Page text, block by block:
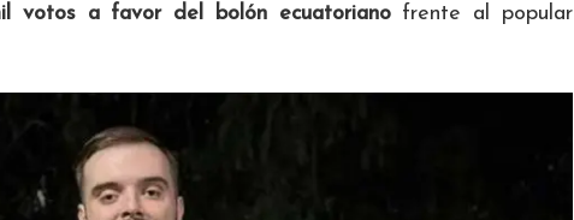
votos a favor del bolón ecuatorianofrente al popular